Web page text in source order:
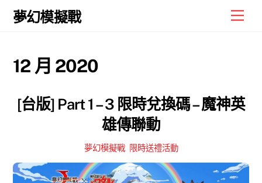
Skip
夢幻模擬戰
12 月 2020
[台版] Part 1 – 3 限時兌換碼 – 魔神英
雄傳聯動
夢幻模擬戰, 限時送禮活動